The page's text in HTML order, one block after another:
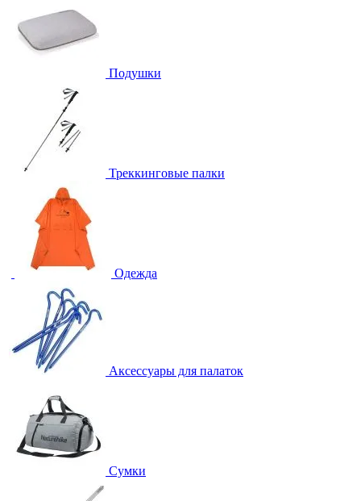
Подушки
Треккинговые палки
Одежда
Аксессуары для палаток
Сумки